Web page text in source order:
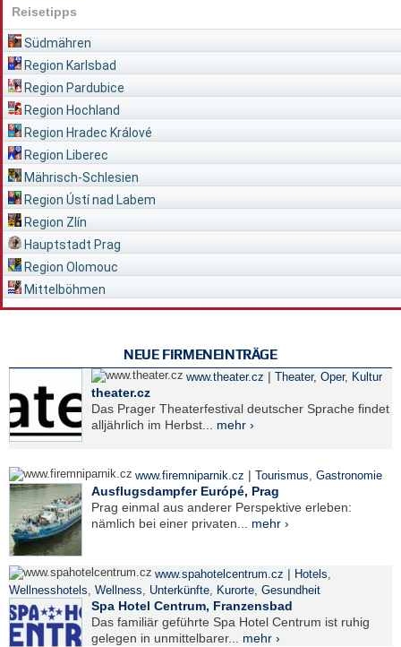
Reisetipps
Südmähren
Region Karlsbad
Region Pardubice
Region Hochland
Region Hradec Králové
Region Liberec
Mährisch-Schlesien
Region Ústí nad Labem
Region Zlín
Hauptstadt Prag
Region Olomouc
Mittelböhmen
NEUE FIRMENEINTRÄGE
www.theater.cz | Theater, Oper, Kultur
theater.cz
Das Prager Theaterfestival deutscher Sprache findet
alljährlich im Herbst... mehr ›
www.firemniparnik.cz | Tourismus, Gastronomie
Ausflugsdampfer Európé, Prag
Prag einmal aus anderer Perspektive erleben:
nämlich bei einer privaten... mehr ›
www.spahotelcentrum.cz | Hotels,
Wellnesshotels, Wellness, Unterkünfte, Kurorte, Gesundheit
Spa Hotel Centrum, Franzensbad
Das familiär geführte Spa Hotel Centrum ist ruhig
gelegen in unmittelbarer... mehr ›